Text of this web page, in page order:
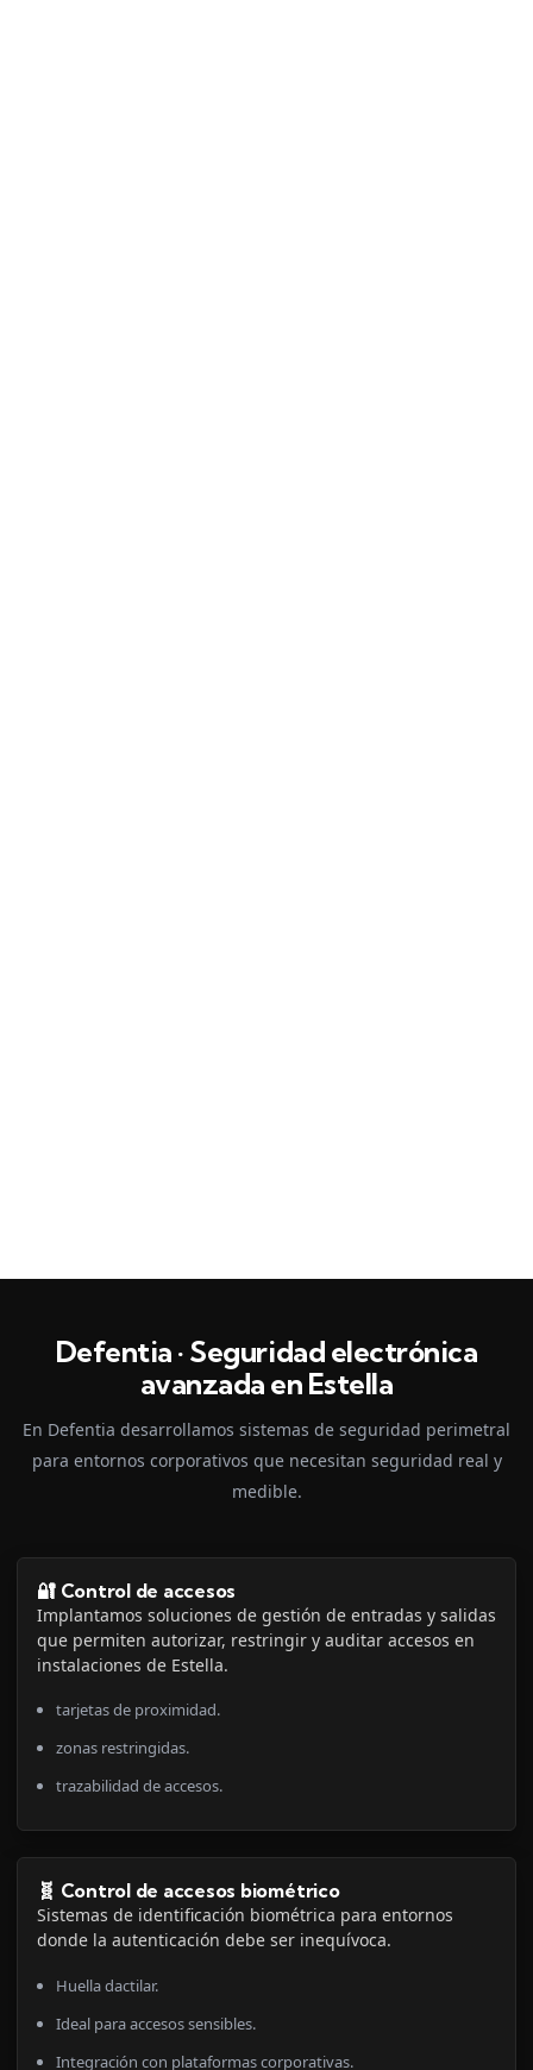
Defentia · Seguridad electrónica
avanzada en Estella
En Defentia desarrollamos sistemas de seguridad perimetral
para entornos corporativos que necesitan seguridad real y
medible.
🔐 Control de accesos
Implantamos soluciones de gestión de entradas y salidas
que permiten autorizar, restringir y auditar accesos en
instalaciones de Estella.
tarjetas de proximidad.
zonas restringidas.
trazabilidad de accesos.
🧬 Control de accesos biométrico
Sistemas de identificación biométrica para entornos
donde la autenticación debe ser inequívoca.
Huella dactilar.
Ideal para accesos sensibles.
Integración con plataformas corporativas.